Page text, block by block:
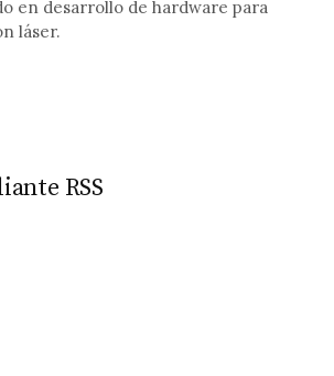
en desarrollo de hardware para
láser.
RSS